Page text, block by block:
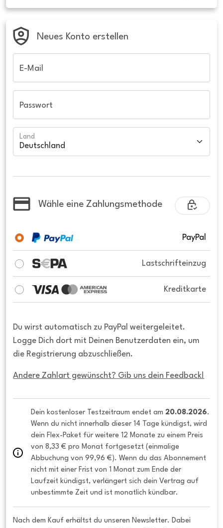
Neues Konto erstellen
E-Mail
Passwort
Land
Wähle eine Zahlungsmethode
PayPal
Lastschrifteinzug
Kreditkarte
Du wirst automatisch zu PayPal weitergeleitet.
Logge Dich dort mit Deinen Benutzerdaten ein, um
die Registrierung abzuschließen.
Andere Zahlart gewünscht? Gib uns dein Feedback!
Dein kostenloser Testzeitraum endet am 20.08.2026.
Wenn du nicht innerhalb dieser 14 Tage kündigst, wird
dein Flex-Paket für weitere 12 Monate zu einem Preis
von 8,33 € pro Monat fortgesetzt (einmalige
Abbuchung von 99,96 €). Wenn du das Abonnement
nicht mit einer Frist von 1 Monat zum Ende der
Laufzeit kündigst, verlängert sich dein Vertrag auf
unbestimmte Zeit und ist monatlich kündbar.
Nach dem Kauf erhältst du unseren Newsletter. Dabei